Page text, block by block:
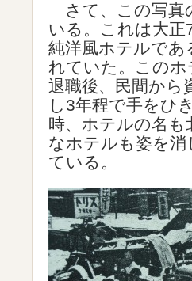
さて、この写真
いる。これは大正
純洋風ホテルであ
れていた。このホ
退職後、民間から
し3年程で手をひ
時、ホテルの名も
なホテルも姿を
ている。